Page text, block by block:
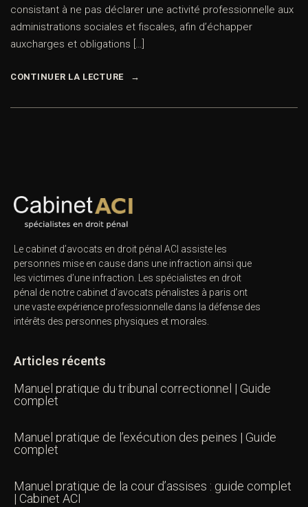
consistant à ne pas déclarer une activité professionnelle aux
administrations sociales et fiscales, afin d’échapper
auxcharges et obligations […]
CONTINUER LA LECTURE
Le cabinet d’avocats en droit pénal ACI assiste les
personnes mise en cause dans une infraction ainsi que
les victimes d’une infraction. Les spécialistes en droit
pénal de notre cabinet d’avocats pénalistes à paris ont
une vaste expérience professionnelle dans la défense des
intérêts des personnes physiques et morales.
Articles récents
Manuel pratique du tribunal correctionnel | Guide
complet
Manuel pratique de l’exécution des peines | Guide
complet
Manuel pratique de la cour d’assises : guide complet
| Cabinet ACI